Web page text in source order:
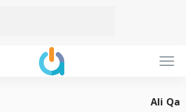
Ali Qa